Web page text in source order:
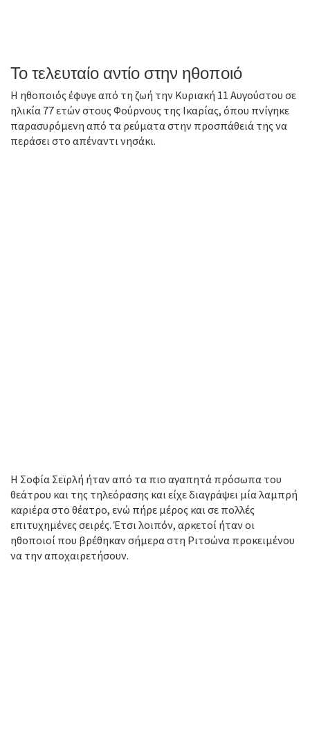
Το τελευταίο αντίο στην ηθοποιό
Η ηθοποιός έφυγε από τη ζωή την Κυριακή 11 Αυγούστου σε
ηλικία 77 ετών στους Φούρνους της Ικαρίας, όπου πνίγηκε
παρασυρόμενη από τα ρεύματα στην προσπάθειά της να
περάσει στο απέναντι νησάκι.
Η Σοφία Σεϊρλή ήταν από τα πιο αγαπητά πρόσωπα του
θεάτρου και της τηλεόρασης και είχε διαγράψει μία λαμπρή
καριέρα στο θέατρο, ενώ πήρε μέρος και σε πολλές
επιτυχημένες σειρές. Έτσι λοιπόν, αρκετοί ήταν οι
ηθοποιοί που βρέθηκαν σήμερα στη Ριτσώνα προκειμένου
να την αποχαιρετήσουν.